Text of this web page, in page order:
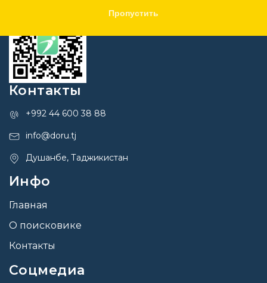
Пропустить
Контакты
+992 44 600 38 88
info@doru.tj
Душанбе, Таджикистан
Инфо
Главная
О поисковике
Контакты
Соцмедиа